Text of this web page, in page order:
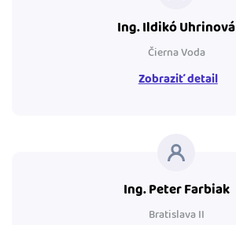
Ing. Ildikó Uhrinová
Čierna Voda
Zobraziť detail
Ing. Peter Farbiak
Bratislava II